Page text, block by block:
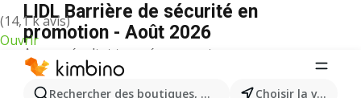
(14,1 k avis)
Ouvrir
Rechercher des boutiques, des catégories, des Choisir la ville
LIDL Barrière de sécurité en
promotion - Août 2026
Aucun résultat trouvé pour ce terme.
D’autres produits dans les magasins